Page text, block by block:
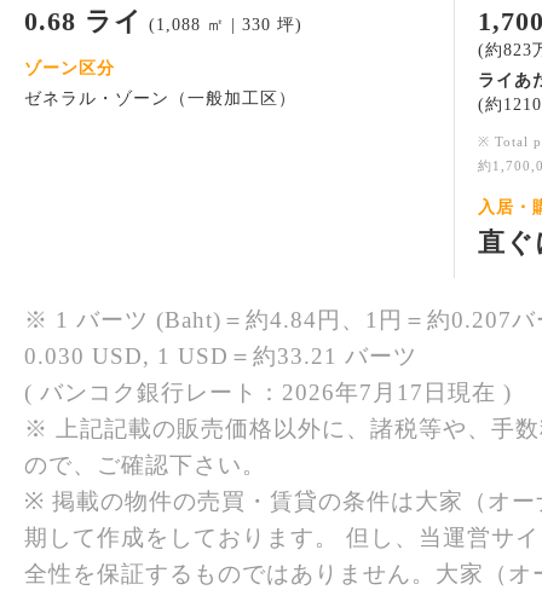
0.68 ライ (1,088 ㎡ | 330 坪)
ゾーン区分
ゼネラル・ゾーン（一般加工区）
(約823
ライあ
(約
※ Total
約
入居・
直ぐ
※ 1 バーツ (Baht)＝約4.84円、1円＝約0.207
0.030 USD, 1 USD＝約33.21 バーツ
( バンコク銀行レート：2026年7月17日現在 )
※ 上記記載の販売価格以外に、諸税等や、手
ので、ご確認下さい。
※ 掲載の物件の売買・賃貸の条件は大家（オ
期して作成をしております。 但し、当運営サ
全性を保証するものではありません。大家（